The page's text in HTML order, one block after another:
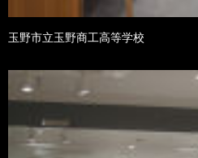
玉野市立玉野商工高等学校